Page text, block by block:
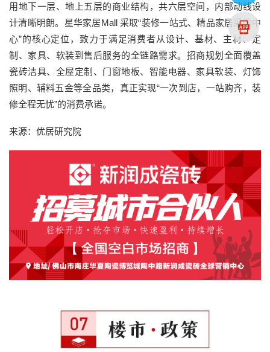
用地下一层、地上五层的商业结构，共六层空间，内部动线设
计清晰明朗。星华家居Mall 采取“装修一站式、精品家居采购中
心”的核心定位，致力于满足消费者从设计、基材、主材、定
制、家具、软装到售后服务的全链路需求。招商规划全面覆盖
瓷砖洁具、全屋定制、门窗地板、智能电器、家具软装、灯饰
照明、辅料五金等全品类，真正实现“一次到店，一站购齐，装
修全程无忧”的消费承诺。
来源：优居研究院